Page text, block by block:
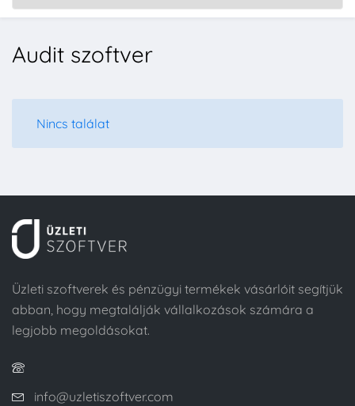
Audit szoftver
Nincs találat
Üzleti szoftverek és pénzügyi termékek vásárlóit segítjük
abban, hogy megtalálják vállalkozások számára a
legjobb megoldásokat.
info@uzletiszoftver.com